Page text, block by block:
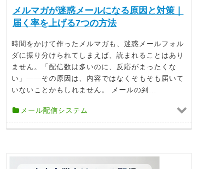
メルマガが迷惑メールになる原因と対策｜
届く率を上げる7つの方法
時間をかけて作ったメルマガも、迷惑メールフォル
ダに振り分けられてしまえば、読まれることはあり
ません。「配信数は多いのに、反応がまったくな
い」——その原因は、内容ではなくそもそも届いて
いないことかもしれません。 メールの到...
メール配信システム